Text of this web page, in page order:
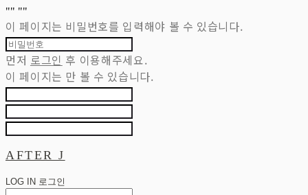
"" ""
이 페이지는 비밀번호를 입력해야 볼 수 있습니다.
먼저 로그인 후 이용해주세요.
이 페이지는 만 볼 수 있습니다.
AFTER J
LOG IN 로그인